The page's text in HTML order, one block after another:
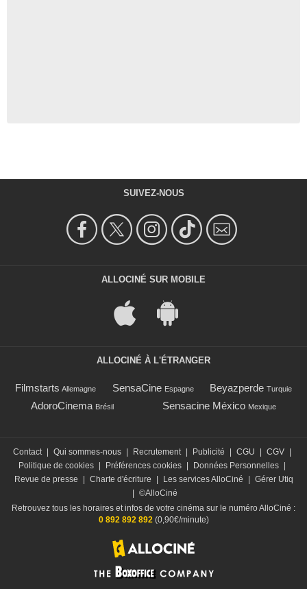
SUIVEZ-NOUS
ALLOCINÉ SUR MOBILE
ALLOCINÉ À L'ÉTRANGER
Filmstarts Allemagne SensaCine Espagne Beyazperde Turquie
AdoroCinema Brésil Sensacine México Mexique
Contact Qui sommes-nous Recrutement Publicité CGU CGV
Politique de cookies
Préférences cookies Données Personnelles
Revue de presse
Charte d'écriture Les services AlloCiné
Gérer Utiq
©AlloCiné
Retrouvez tous les horaires et infos de votre cinéma sur le numéro AlloCiné :
0 892 892 892(0,90€/minute)